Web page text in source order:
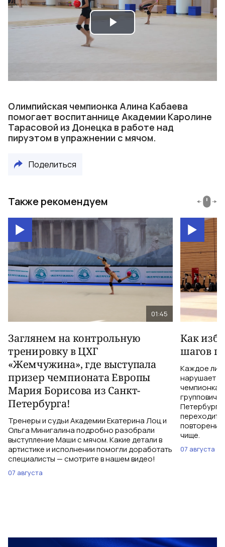
Play
Олимпийская чемпионка Алина Кабаева
помогает воспитаннице Академии Каролине
Тарасовой из Донецка в работе над
пируэтом в упражнении с мячом.
Поделиться
Также рекомендуем
01:45
Заглянем на контрольную
тренировку в ЦХГ
«Жемчужина», где выступала
призер чемпионата Европы
Мария Борисова из Санкт-
Петербурга!
Тренеры и судьи Академии Екатерина Лоц и
Ольга Минигалина подробно разобрали
выступление Маши с мячом. Какие детали в
артистике и исполнении помогли доработать
специалисты — смотрите в нашем видео!
07 августа
Как
шагов
Каждое
нарушает
чемпионка
повторений
чище.
07 августа